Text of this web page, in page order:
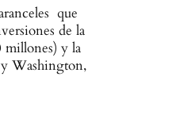
que
de la
millones) y la
Washington,